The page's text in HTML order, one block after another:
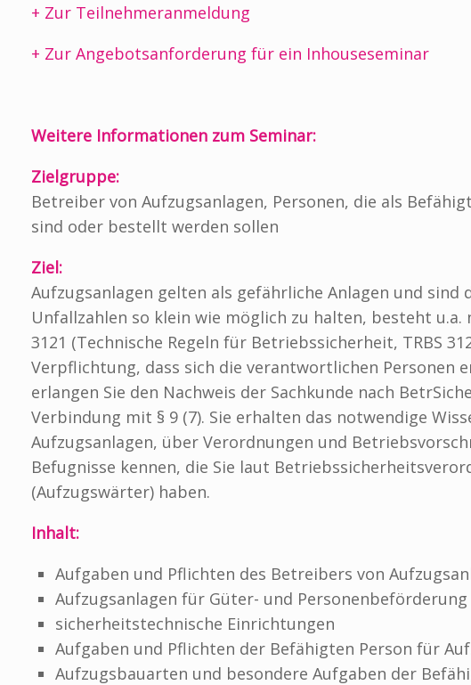
+ Zur Teilnehmeranmeldung
+ Zur Angebotsanforderung für ein Inhouseseminar
Weitere Informationen zum Seminar:
Zielgruppe:
Betreiber von Aufzugsanlagen, Personen, die als
sind oder bestellt werden sollen
Ziel:
Aufzugsanlagen gelten als gefährliche Anlagen und
Unfallzahlen so klein wie möglich zu halten, besteht
3121 (Technische Regeln für Betriebssicherheit, TRBS
Verpflichtung, dass sich die verantwortlichen Personen
erlangen Sie den Nachweis der Sachkunde nach
Verbindung mit § 9 (7). Sie erhalten das notwendige
Aufzugsanlagen, über Verordnungen und
Befugnisse kennen, die Sie laut
(Aufzugswärter) haben.
Inhalt:
Aufgaben und Pflichten des Betreibers von
Aufzugsanlagen für Güter- und Personenbeförderung
sicherheitstechnische Einrichtungen
Aufgaben und Pflichten der Befähigten Person für
Aufzugsbauarten und besondere Aufgaben der